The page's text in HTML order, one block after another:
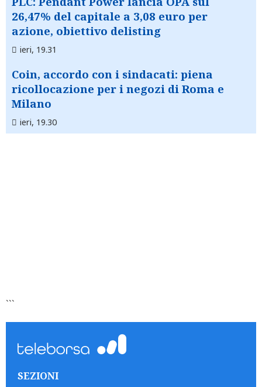
26,47% del capitale a 3,08 euro per
azione, obiettivo delisting
ieri, 19.31
Coin, accordo con i sindacati: piena
ricollocazione per i negozi di Roma e
Milano
ieri, 19.30
```
SEZIONI